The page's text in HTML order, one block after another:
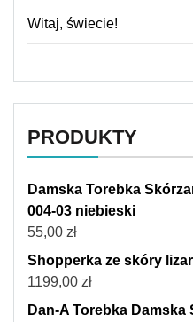
Witaj, świecie!
PRODUKTY
Damska Torebka
004-03 niebieski
55,00 zł
Shopperka ze skóry
1199,00 zł
Dan-A Torebka Damska